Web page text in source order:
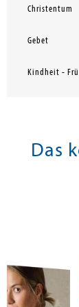
Christentum
Gebet
Kindheit -
Das